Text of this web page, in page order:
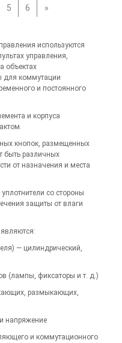
5 6 »
используются
управления,
объектах
для коммутации
и постоянного
и корпуса
кнопок, размещенных
быть различных
от назначения и места
со стороны
защиты от влаги
— цилиндрический,
(лампы, фиксаторы и т. д.)
размыкающих,
напряжение
и коммутационного